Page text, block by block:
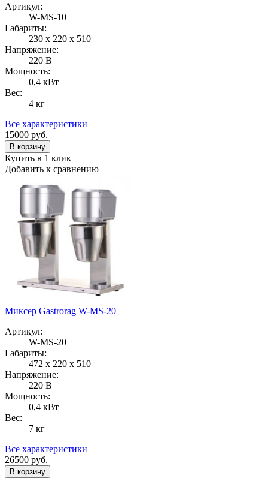
Артикул:
W-MS-10
Габариты:
230 x 220 x 510
Напряжение:
220 В
Мощность:
0,4 кВт
Вес:
4 кг
Все характеристики
15000 руб.
В корзину
Купить в 1 клик
Добавить к сравнению
Миксер Gastrorag W-MS-20
Артикул:
W-MS-20
Габариты:
472 x 220 x 510
Напряжение:
220 В
Мощность:
0,4 кВт
Вес:
7 кг
Все характеристики
26500 руб.
В корзину